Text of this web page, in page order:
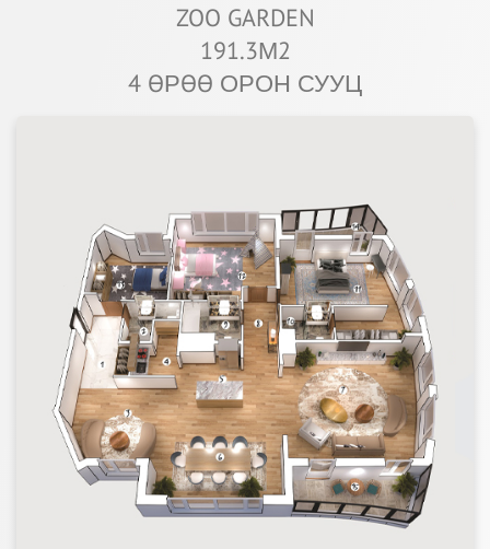
ZOO GARDEN
191.3М2
4 ӨРӨӨ ОРОН СУУЦ